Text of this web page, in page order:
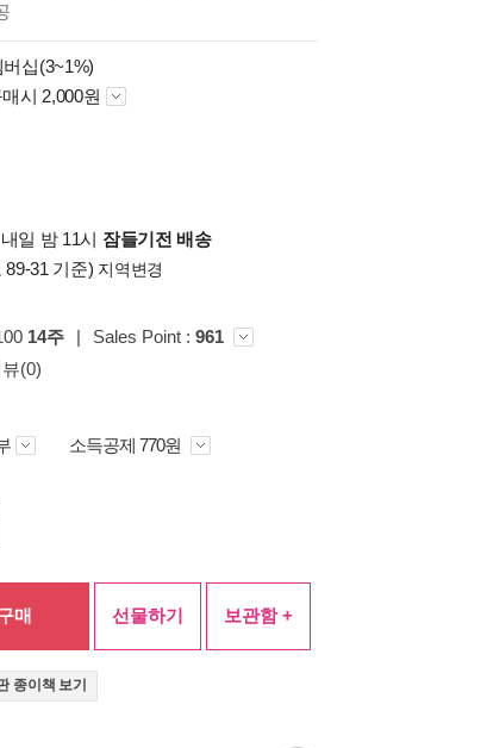
버십(3~1%)
시 2,000원
일 밤 11시 잠들기전 배송
89-31 기준) 지역변경
14주 | Sales Point : 961
(0)
소득공제 770원
매 선물하기 보관함 +
종이책 보기